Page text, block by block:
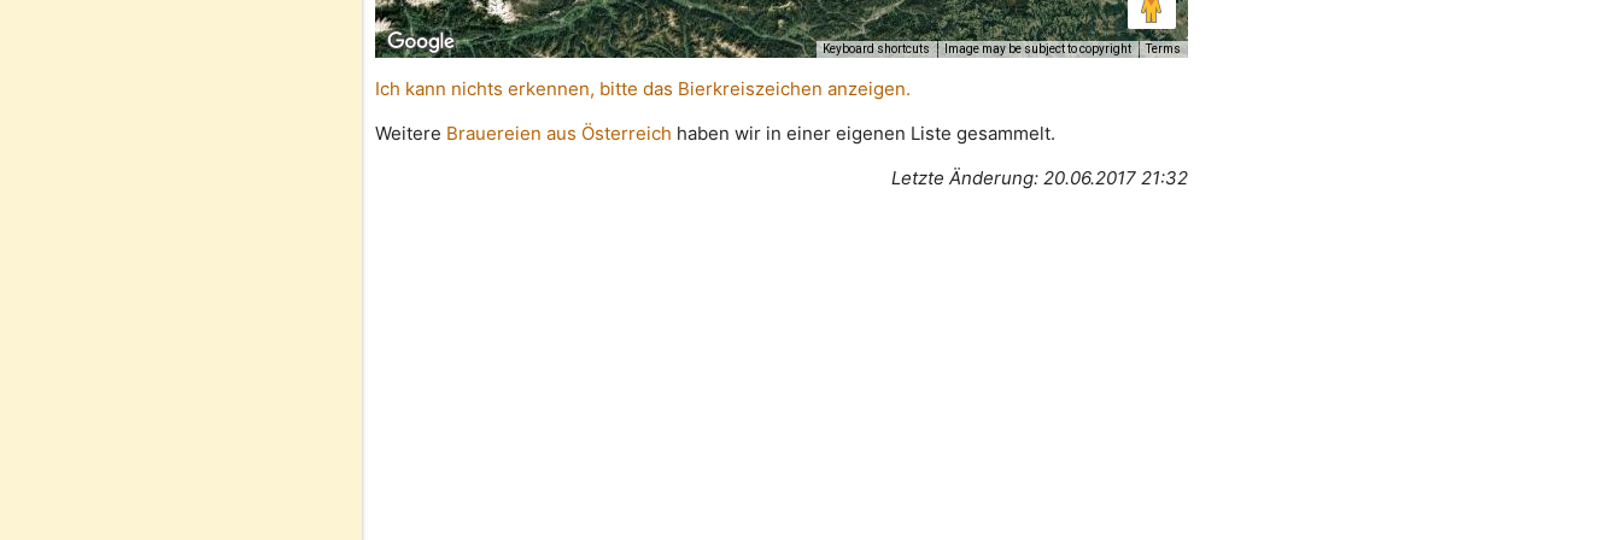
Keyboard shortcuts Image may be subject to copyright Terms
Ich kann nichts erkennen, bitte das Bierkreiszeichen anzeigen.
Weitere Brauereien aus Österreich haben wir in einer eigenen Liste gesammelt.
Letzte Änderung: 20.06.2017 21:32